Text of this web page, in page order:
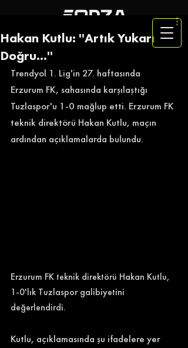
Hakan Kutlu: ''Artık Yukarı
Doğru...''
Trendyol 1. Lig'in 27. haftasında
Erzurum FK, sahasında karşılaştığı
Tuzlaspor'u 1-0 mağlup etti. Erzurum FK
teknik direktörü Hakan Kutlu, maçın
ardından açıklamalarda bulundu.
Erzurum FK teknik direktörü Hakan Kutlu,
1-0'lık Tuzlaspor galibiyetini
değerlendirdi.
Kutlu, açıklamasında şu ifadelere yer